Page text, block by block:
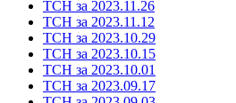
ТСН за 2023.11.26
ТСН за 2023.11.12
ТСН за 2023.10.29
ТСН за 2023.10.15
ТСН за 2023.10.01
ТСН за 2023.09.17